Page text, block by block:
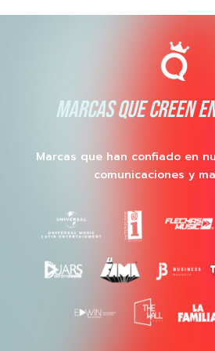
MARCAS QUE CREEN
Marcas que han confiado en
comunicaciones y